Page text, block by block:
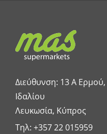
Διεύθυνση: 13 A
Ιδαλίου
Λευκωσία, Κύπρος
Τηλ: +357 22 015959